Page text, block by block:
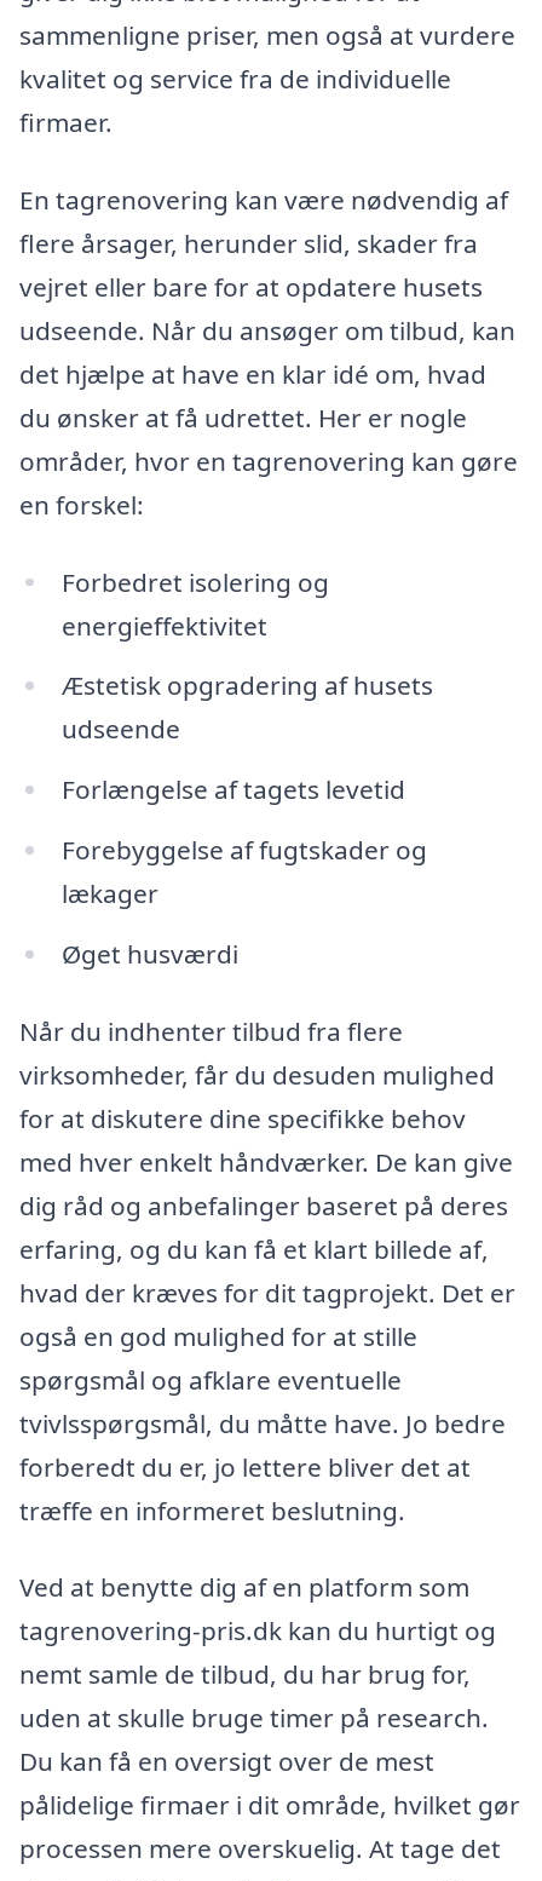
sammenligne priser, men også at vurdere
kvalitet og service fra de individuelle
firmaer.
En tagrenovering kan være nødvendig af
flere årsager, herunder slid, skader fra
vejret eller bare for at opdatere husets
udseende. Når du ansøger om tilbud, kan
det hjælpe at have en klar idé om, hvad
du ønsker at få udrettet. Her er nogle
områder, hvor en tagrenovering kan gøre
en forskel:
Forbedret isolering og
energieffektivitet
Æstetisk opgradering af husets
udseende
Forlængelse af tagets levetid
Forebyggelse af fugtskader og
lækager
Øget husværdi
Når du indhenter tilbud fra flere
virksomheder, får du desuden mulighed
for at diskutere dine specifikke behov
med hver enkelt håndværker. De kan give
dig råd og anbefalinger baseret på deres
erfaring, og du kan få et klart billede af,
hvad der kræves for dit tagprojekt. Det er
også en god mulighed for at stille
spørgsmål og afklare eventuelle
tvivlsspørgsmål, du måtte have. Jo bedre
forberedt du er, jo lettere bliver det at
træffe en informeret beslutning.
Ved at benytte dig af en platform som
tagrenovering-pris.dk kan du hurtigt og
nemt samle de tilbud, du har brug for,
uden at skulle bruge timer på research.
Du kan få en oversigt over de mest
pålidelige firmaer i dit område, hvilket gør
processen mere overskuelig. At tage det